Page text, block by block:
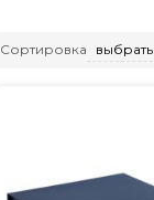
Сортировка выбрать